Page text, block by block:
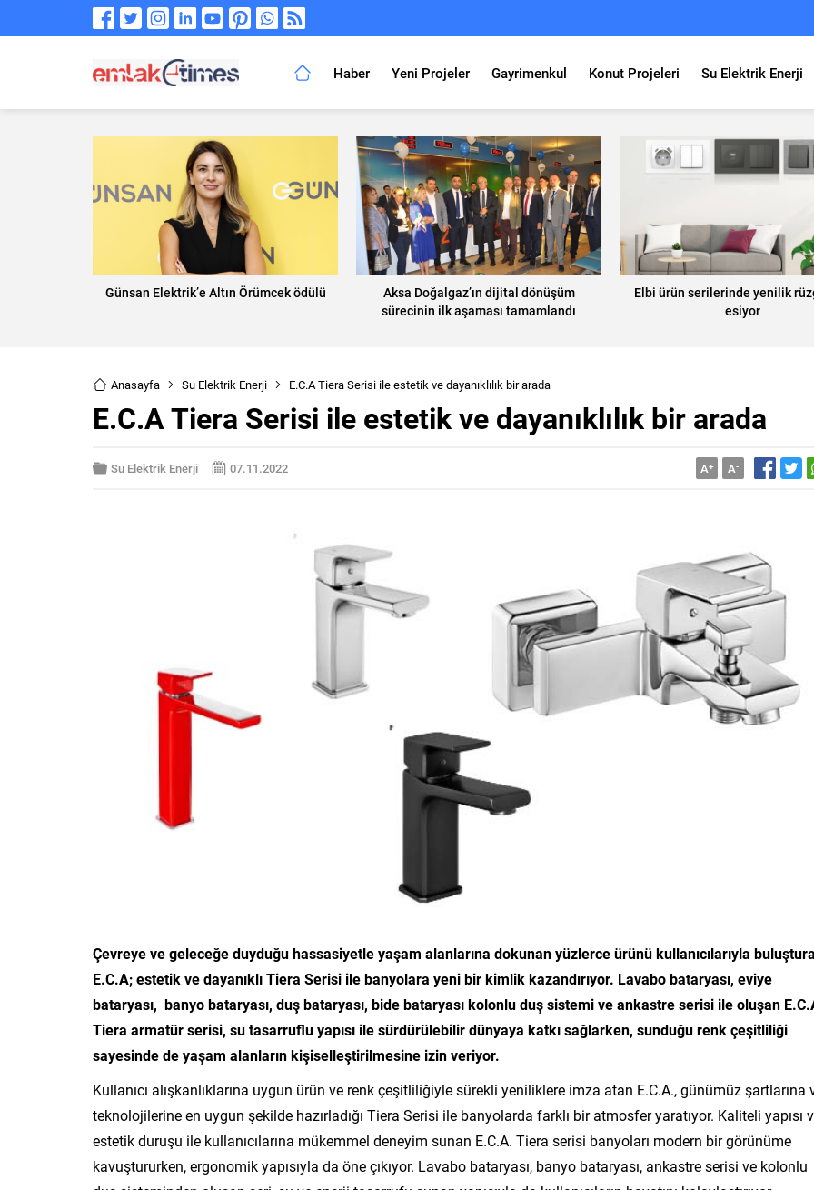
Haber Yeni Projeler Gayrimenkul Konut Projeleri Su Elektrik Enerji
Günsan Elektrik’e Altın Örümcek ödülü
Aksa Doğalgaz’ın dijital dönüşüm
sürecinin ilk aşaması tamamlandı
Elbi ürün serilerinde yenilik
esiyor
Anasayfa Su Elektrik Enerji E.C.A Tiera Serisi ile estetik ve dayanıklılık bir arada
E.C.A Tiera Serisi ile estetik ve dayanıklılık bir arada
Su Elektrik Enerji 07.11.2022 A+ A-
Çevreye ve geleceğe duyduğu hassasiyetle yaşam alanlarına dokunan yüzlerce ürünü kullanıcılarıyla
E.C.A; estetik ve dayanıklı Tiera Serisi ile banyolara yeni bir kimlik kazandırıyor. Lavabo bataryası, eviye
bataryası, banyo bataryası, duş bataryası, bide bataryası kolonlu duş sistemi ve ankastre serisi ile oluşan
Tiera armatür serisi, su tasarruflu yapısı ile sürdürülebilir dünyaya katkı sağlarken, sunduğu renk çeşitliliği
sayesinde de yaşam alanların kişiselleştirilmesine izin veriyor.
Kullanıcı alışkanlıklarına uygun ürün ve renk çeşitliliğiyle sürekli yeniliklere imza atan E.C.A., günümüz şartlarına
teknolojilerine en uygun şekilde hazırladığı Tiera Serisi ile banyolarda farklı bir atmosfer yaratıyor. Kaliteli yapısı
estetik duruşu ile kullanıcılarına mükemmel deneyim sunan E.C.A. Tiera serisi banyoları modern bir görünüme
kavuştururken, ergonomik yapısıyla da öne çıkıyor. Lavabo bataryası, banyo bataryası, ankastre serisi ve kolonlu